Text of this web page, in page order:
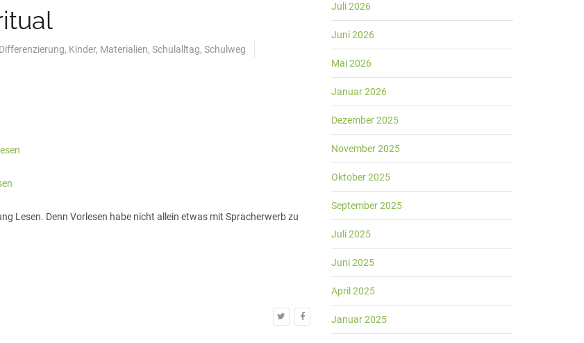
Differenzierung, Kinder, Materialien, Schulalltag, Schulweg
Lesen. Denn Vorlesen habe nicht allein etwas mit Spracherwerb zu
Juli 2026
Juni 2026
Mai 2026
Januar 2026
Dezember 2025
November 2025
Oktober 2025
September 2025
Juli 2025
Juni 2025
April 2025
Januar 2025